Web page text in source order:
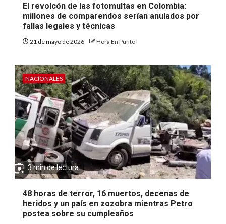
El revolcón de las fotomultas en Colombia:
millones de comparendos serían anulados por
fallas legales y técnicas
21 de mayo de 2026 Hora En Punto
NACIONALES
3 min de lectura
48 horas de terror, 16 muertos, decenas de
heridos y un país en zozobra mientras Petro
postea sobre su cumpleaños